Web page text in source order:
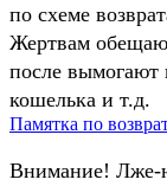
по схеме
Жертвам
после вымогают
кошелька и т.д.
Памятка по
Внимание! Лже-